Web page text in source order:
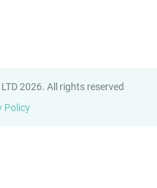
2026. All rights reserved
Policy